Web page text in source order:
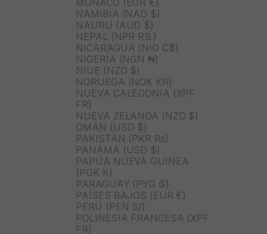
MÓNACO (EUR €)
NAMIBIA (NAD $)
NAURU (AUD $)
NEPAL (NPR RS.)
NICARAGUA (NIO C$)
NIGERIA (NGN ₦)
NIUE (NZD $)
NORUEGA (NOK KR)
NUEVA CALEDONIA (XPF
FR)
NUEVA ZELANDA (NZD $)
OMÁN (USD $)
PAKISTÁN (PKR ₨)
PANAMÁ (USD $)
PAPÚA NUEVA GUINEA
(PGK K)
PARAGUAY (PYG ₲)
PAÍSES BAJOS (EUR €)
PERÚ (PEN S/)
POLINESIA FRANCESA (XPF
FR)